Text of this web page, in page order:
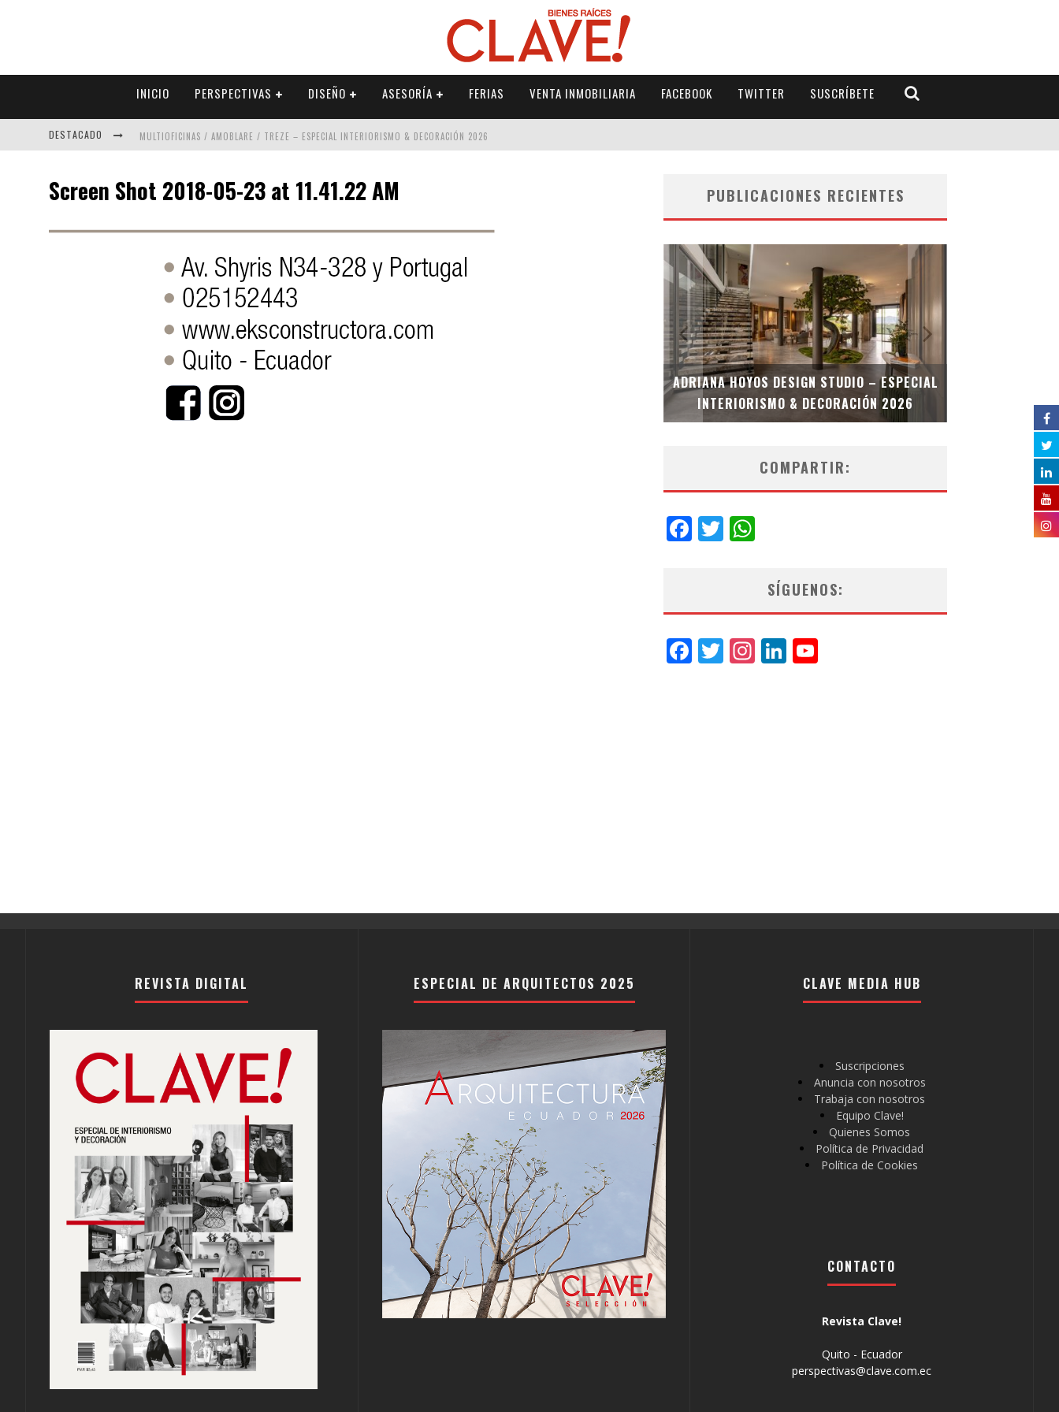
INICIO PERSPECTIVAS DISEÑO ASESORÍA FERIAS VENTA INMOBILIARIA FACEBOOK TWITTER SUSCRÍBETE
DESTACADO MULTIOFICINAS / AMOBLARE / TREZE – ESPECIAL INTERIORISMO & DECORACIÓN 2026
COLINEAL – ESPECIAL INTERIORISMO & DECORACIÓN 2026
ADRIANA HOYOS DESIGN STUDIO – ESPECIAL INTERIORISMO & DECORACIÓN 2026
Screen Shot 2018-05-23 at 11.41.22 AM PUBLICACIONES RECIENTES
ADRIANA HOYOS DESIGN STUDIO – ESPECIAL
INTERIORISMO & DECORACIÓN 2026
COMPARTIR:
Facebook
Twitter
SÍGUENOS:
Facebook
Twitter
Instagram
LinkedIn
REVISTA DIGITAL ESPECIAL DE ARQUITECTOS 2025 CLAVE MEDIA HUB
Suscripciones
Anuncia con nosotros
Trabaja con nosotros
Equipo Clave!
Quienes Somos
Política de Privacidad
Política de Cookies
CONTACTO
Revista Clave!
Quito - Ecuador
perspectivas@clave.com.ec